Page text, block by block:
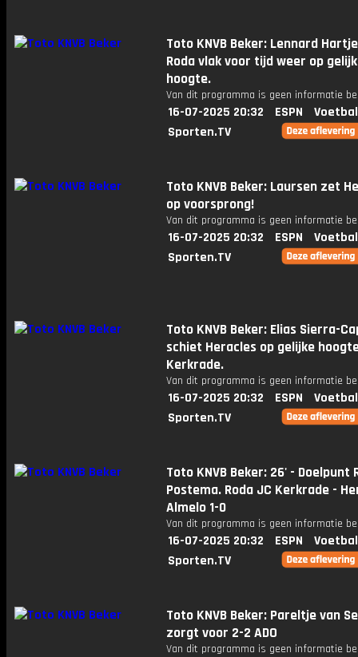
Toto KNVB Beker: Lennard
Roda vlak voor tijd weer op
hoogte.
Van dit programma is geen informatie
16-07-2025 20:32 ESPN
Sporten.TV
Toto KNVB Beker: Laursen zet
op voorsprong!
Van dit programma is geen informatie
16-07-2025 20:32 ESPN
Sporten.TV
Toto KNVB Beker: Elias Sierra-
schiet Heracles op gelijke
Kerkrade.
Van dit programma is geen informatie
16-07-2025 20:32 ESPN
Sporten.TV
Toto KNVB Beker: 26' - Doelpunt
Postema. Roda JC Kerkrade -
Almelo 1-0
Van dit programma is geen informatie
16-07-2025 20:32 ESPN
Sporten.TV
Toto KNVB Beker: Pareltje van
zorgt voor 2-2 ADO
Van dit programma is geen informatie